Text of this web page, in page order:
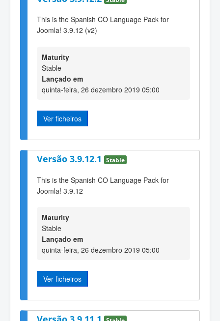
This is the Spanish CO Language Pack for
Joomla! 3.9.12 (v2)
Maturity
Stable
Lançado em
quinta-feira, 26 dezembro 2019 05:00
Ver ficheiros
Versão 3.9.12.1 Stable
This is the Spanish CO Language Pack for
Joomla! 3.9.12
Maturity
Stable
Lançado em
quinta-feira, 26 dezembro 2019 05:00
Ver ficheiros